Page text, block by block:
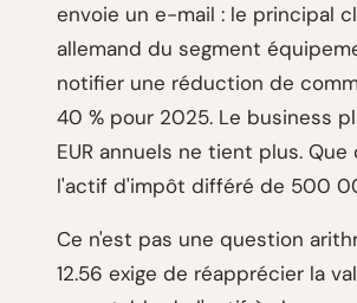
envoie un e-mail : le principal
allemand du segment
notifier une réduction de
40 % pour 2025. Le business
EUR annuels ne tient plus. Que
l'actif d'impôt différé de 500
Ce n'est pas une question
12.56 exige de réapprécier la